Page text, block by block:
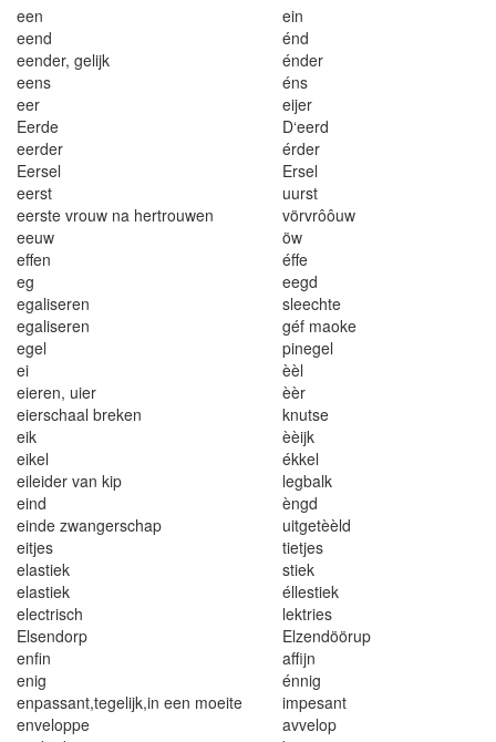
een ein
eend
énd
eender, gelijk
énder
eens
éns
eer eijer
Eerde
D‘eerd
eerder
érder
Eersel
Ersel
eerst
uurst
eerste vrouw na hertrouwen vörvrôôuw
eeuw
öw
effen éffe
eg
eegd
egaliseren sleechte
egaliseren
géf maoke
egel pinegel
ei
èèl
eieren, uier èèr
eierschaal breken
knutse
eik èèijk
eikel ékkel
eileider van kip
legbalk
eind
èngd
einde zwangerschap
uitgetèèld
eitjes
tietjes
elastiek stiek
elastiek éllestiek
electrisch lektries
Elsendorp Elzendöörup
enfin
affijn
enig
énnig
enpassant,tegelijk,in een moeite
impesant
enveloppe
avvelop